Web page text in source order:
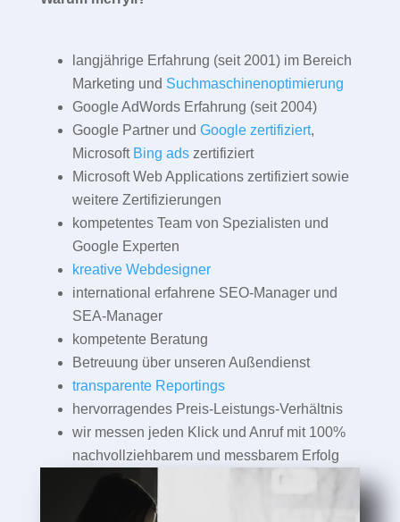
langjährige Erfahrung (seit 2001) im Bereich
Marketing und Suchmaschinenoptimierung
Google AdWords Erfahrung (seit 2004)
Google Partner und Google zertifiziert,
Microsoft Bing adszertifiziert
Microsoft Web Applications zertifiziert sowie
weitere Zertifizierungen
kompetentes Team von Spezialisten und
Google Experten
kreative Webdesigner
international erfahrene SEO-Manager und
SEA-Manager
kompetente Beratung
Betreuung über unseren Außendienst
transparente Reportings
hervorragendes Preis-Leistungs-Verhältnis
wir messen jeden Klick und Anruf mit 100%
nachvollziehbarem und messbarem Erfolg